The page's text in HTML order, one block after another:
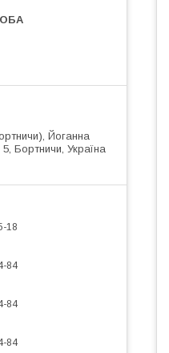
Йоганна
Бортничи, Україна
18
84
84
84